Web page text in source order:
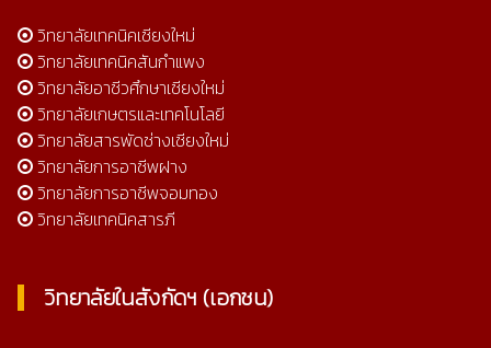
วิทยาลัยเทคนิคเชียงใหม่
วิทยาลัยเทคนิคสันกำแพง
วิทยาลัยอาชีวศึกษาเชียงใหม่
วิทยาลัยเกษตรและเทคโนโลยี
วิทยาลัยสารพัดช่างเชียงใหม่
วิทยาลัยการอาชีพฝาง
วิทยาลัยการอาชีพจอมทอง
วิทยาลัยเทคนิคสารภี
วิทยาลัยในสังกัดฯ (เอกชน)